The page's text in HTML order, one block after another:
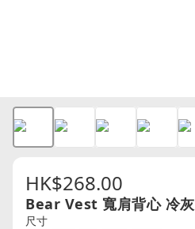
HK$268.00
Bear Vest 寬肩背心 冷灰
尺寸